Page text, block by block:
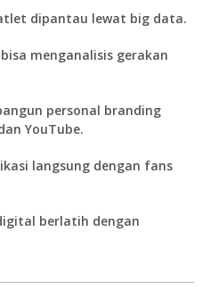
dipantau lewat big data.
menganalisis gerakan
personal branding
YouTube.
langsung dengan fans
berlatih dengan